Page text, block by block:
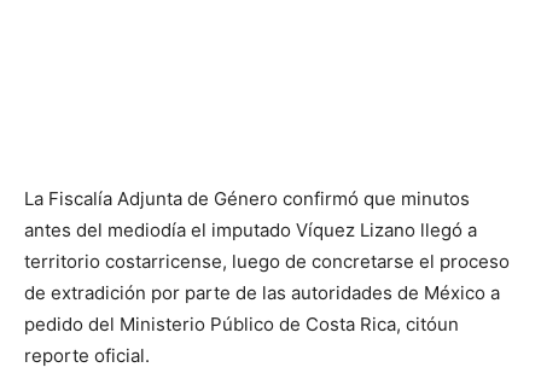
La Fiscalía Adjunta de Género confirmó que minutos
antes del mediodía el imputado Víquez Lizano llegó a
territorio costarricense, luego de concretarse el proceso
de extradición por parte de las autoridades de México a
pedido del Ministerio Público de Costa Rica, citóun
reporte oficial.